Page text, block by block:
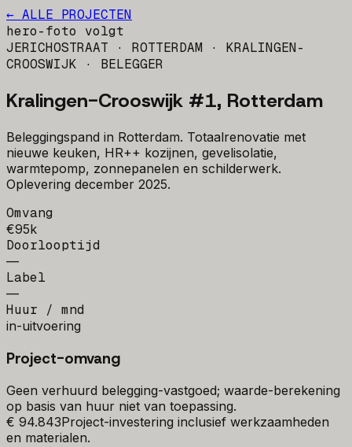
← ALLE PROJECTEN
hero-foto volgt
JERICHOSTRAAT · ROTTERDAM · KRALINGEN-
CROOSWIJK · BELEGGER
Kralingen-Crooswijk #1, Rotterdam
Beleggingspand in Rotterdam. Totaalrenovatie met
nieuwe keuken, HR++ kozijnen, gevelisolatie,
warmtepomp, zonnepanelen en schilderwerk.
Oplevering december 2025.
Omvang
€95k
Doorlooptijd
—
Label
—
Huur / mnd
in-uitvoering
Project-omvang
Geen verhuurd belegging-vastgoed; waarde-berekening
op basis van huur niet van toepassing.
€ 94.843Project-investering inclusief werkzaamheden
en materialen.